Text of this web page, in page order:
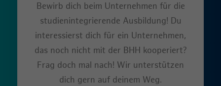
Bewirb dich beim Unternehmen für die
studienintegrierende Ausbildung! Du
interessierst dich für ein Unternehmen,
das noch nicht mit der BHH kooperiert?
Frag doch mal nach! Wir unterstützen
dich gern auf deinem Weg.